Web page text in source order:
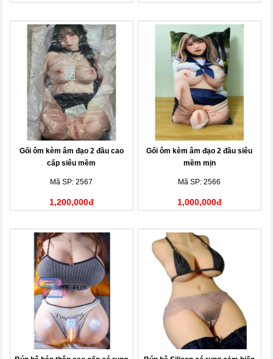
Gối ôm kèm âm đạo 2 đầu cao
cấp siêu mềm
Mã SP: 2567
1,200,000đ
Gối ôm kèm âm đạo 2 đầu siêu
mềm mịn
Mã SP: 2566
1,000,000đ